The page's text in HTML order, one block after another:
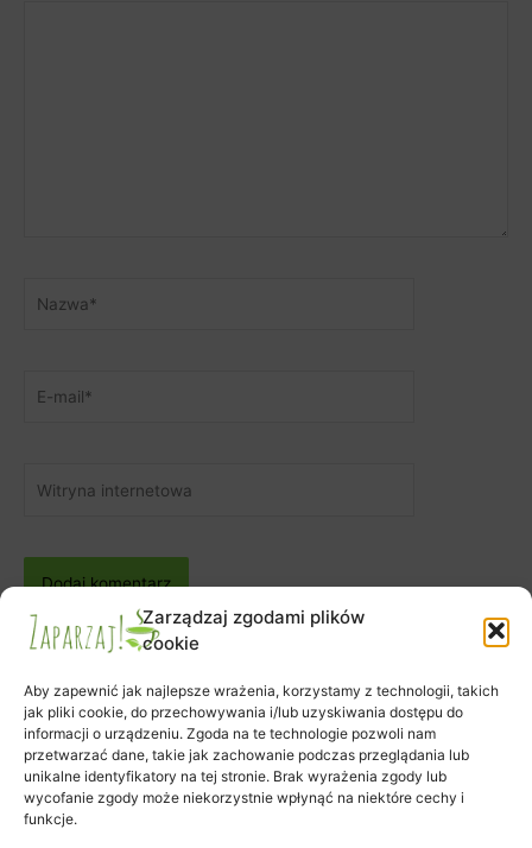
Zarządzaj zgodami plików
cookie
Aby zapewnić jak najlepsze wrażenia, korzystamy z technologii, takich
jak pliki cookie, do przechowywania i/lub uzyskiwania dostępu do
informacji o urządzeniu. Zgoda na te technologie pozwoli nam
przetwarzać dane, takie jak zachowanie podczas przeglądania lub
unikalne identyfikatory na tej stronie. Brak wyrażenia zgody lub
wycofanie zgody może niekorzystnie wpłynąć na niektóre cechy i
funkcje.
mail*
internetowa
Zapisy na warsztaty
Zamówienie
Koszyk